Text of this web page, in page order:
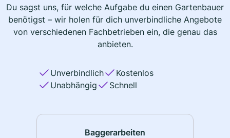
Du sagst uns, für welche Aufgabe du einen Gartenbauer
benötigst – wir holen für dich unverbindliche Angebote
von verschiedenen Fachbetrieben ein, die genau das
anbieten.
Unverbindlich
Kostenlos
Unabhängig
Schnell
Baggerarbeiten